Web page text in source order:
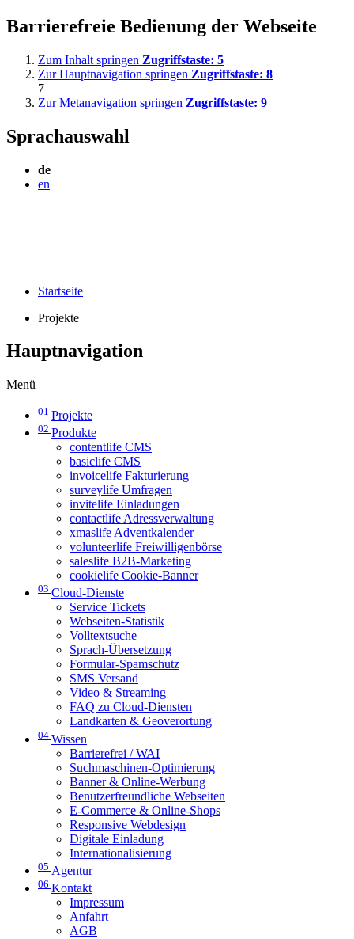
Barrierefreie Bedienung der Webseite
Zum Inhalt springen Zugriffstaste: 5
Zur Hauptnavigation springen Zugriffstaste: 8
7
Zur Metanavigation springen Zugriffstaste: 9
Sprachauswahl
de
en
Startseite
Projekte
Hauptnavigation
Menü
01 Projekte
02 Produkte
contentlife CMS
basiclife CMS
invoicelife Fakturierung
surveylife Umfragen
invitelife Einladungen
contactlife Adressverwaltung
xmaslife Adventkalender
volunteerlife Freiwilligenbörse
saleslife B2B-Marketing
cookielife Cookie-Banner
03 Cloud-Dienste
Service Tickets
Webseiten-Statistik
Volltextsuche
Sprach-Übersetzung
Formular-Spamschutz
SMS Versand
Video & Streaming
FAQ zu Cloud-Diensten
Landkarten & Geoverortung
04 Wissen
Barrierefrei / WAI
Suchmaschinen-Optimierung
Banner & Online-Werbung
Benutzerfreundliche Webseiten
E-Commerce & Online-Shops
Responsive Webdesign
Digitale Einladung
Internationalisierung
05 Agentur
06 Kontakt
Impressum
Anfahrt
AGB